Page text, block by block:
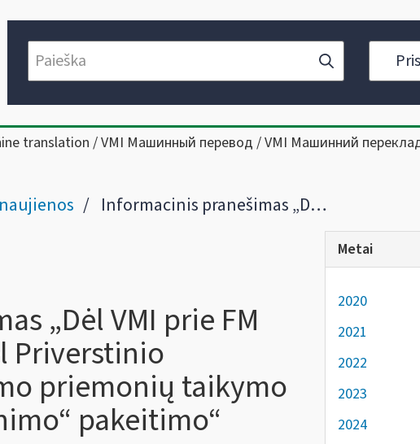
translation / VMI Машинный перевод / VMI Машинний
Informacinis pranešimas „Dėl VMI prie FM viršininko įsakymo „Dėl Priverstinio išieškojimo ir užtikrinimo priemonių taikymo tvarkos aprašo patvirtinimo“ pakeitimo“
„Dėl VMI prie FM
Priverstinio
priemonių taikymo
pakeitimo“
Metai
2020
2021
2022
2023
2024